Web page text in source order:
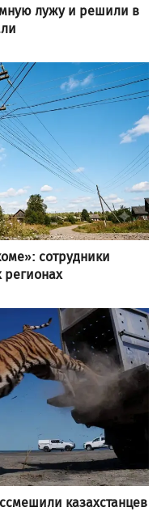
лужу и решили в
сотрудники
регионах
казахстанцев